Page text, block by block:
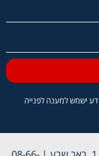
ישמש למענה לפנייה